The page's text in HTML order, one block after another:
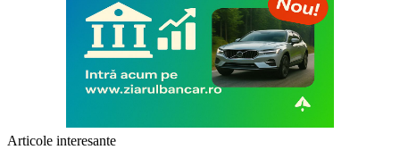
Articole interesante